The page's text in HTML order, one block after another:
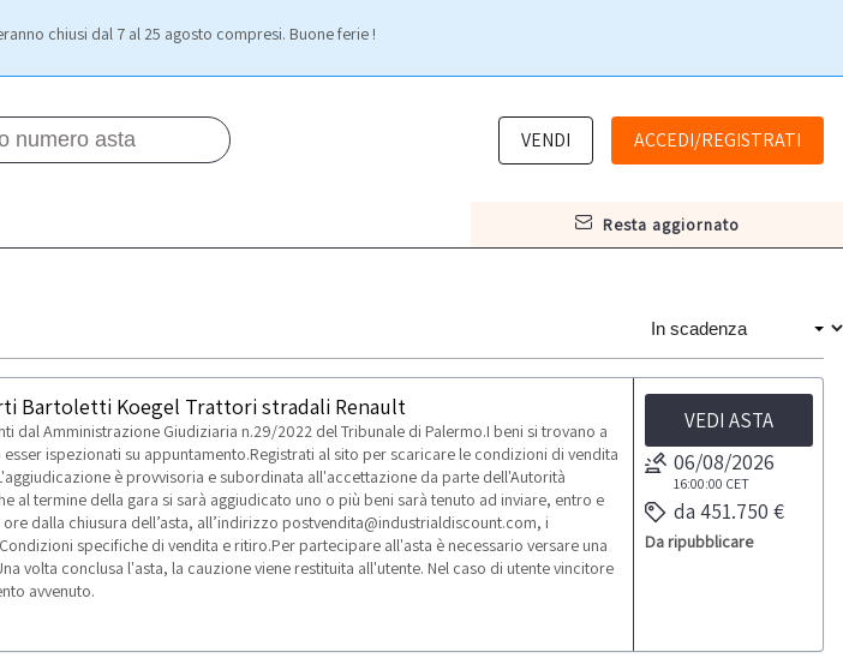
chiusi dal 7 al 25 agosto compresi. Buone ferie !
VENDI ACCEDI/REGISTRATI
resta aggiornato
Bartoletti Koegel Trattori stradali Renault
dal Amministrazione Giudiziaria n.29/2022 del Tribunale di Palermo.I beni si trovano a
esser ispezionati su appuntamento.Registrati al sito per scaricare le condizioni di vendita
L'aggiudicazione è provvisoria e subordinata all'accettazione da parte dell'Autorità
al termine della gara si sarà aggiudicato uno o più beni sarà tenuto ad inviare, entro e
dalla chiusura dell’asta, all’indirizzo postvendita@industrialdiscount.com, i
specifiche di vendita e ritiro.Per partecipare all'asta è necessario versare una
volta conclusa l'asta, la cauzione viene restituita all'utente. Nel caso di utente vincitore
avvenuto.
VEDI ASTA
06/08/2026
16:00:00 CET
da 451.750 €
Da ripubblicare